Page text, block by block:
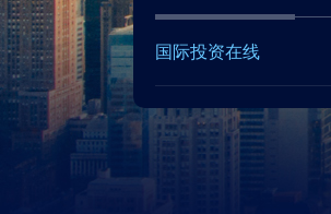
国际投资在线